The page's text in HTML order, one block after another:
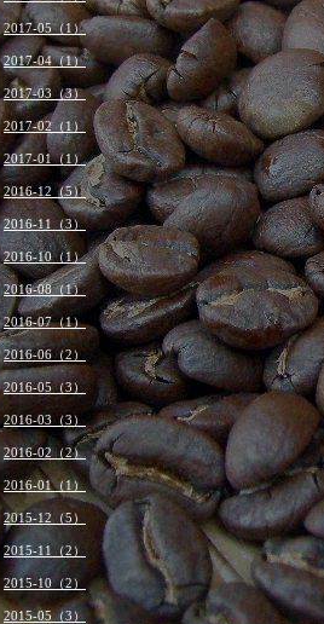
2017-05（1）
2017-04（1）
2017-03（3）
2017-02（1）
2017-01（1）
2016-12（5）
2016-11（3）
2016-10（1）
2016-08（1）
2016-07（1）
2016-06（2）
2016-05（3）
2016-03（3）
2016-02（2）
2016-01（1）
2015-12（5）
2015-11（2）
2015-10（2）
2015-05（3）